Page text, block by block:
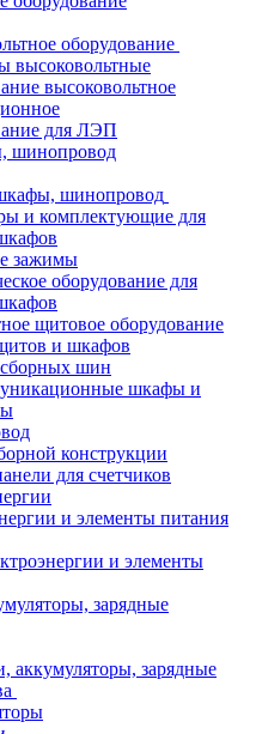
оборудование
высоковольтные
высоковольтное
для ЛЭП
шинопровод
шинопровод
и комплектующие для
зажимы
оборудование для
щитовое оборудование
и шкафов
шин
шкафы и
конструкции
для счетчиков
и элементы питания
и элементы
зарядные
аккумуляторы, зарядные